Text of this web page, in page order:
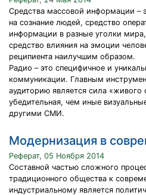
Средства массовой информации –
на сознание людей, средство
информации в разные уголки
средство влияния на эмоции
реципиента наилучшим образом.
Радио – это специфичное и
коммуникации. Главным
аудиторию является сила «живого
убедительная, чем иные
другими СМИ.
Модернизация в
Реферат, 05 Ноября 2014
Составной частью сложного
традиционного общества к
индустриальному является